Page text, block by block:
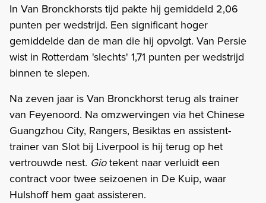
In Van Bronckhorsts tijd pakte hij gemiddeld 2,06
punten per wedstrijd. Een significant hoger
gemiddelde dan de man die hij opvolgt. Van Persie
wist in Rotterdam 'slechts' 1,71 punten per wedstrijd
binnen te slepen.
Na zeven jaar is Van Bronckhorst terug als trainer
van Feyenoord. Na omzwervingen via het Chinese
Guangzhou City, Rangers, Besiktas en assistent-
trainer van Slot bij Liverpool is hij terug op het
vertrouwde nest. Giotekent naar verluidt een
contract voor twee seizoenen in De Kuip, waar
Hulshoff hem gaat assisteren.